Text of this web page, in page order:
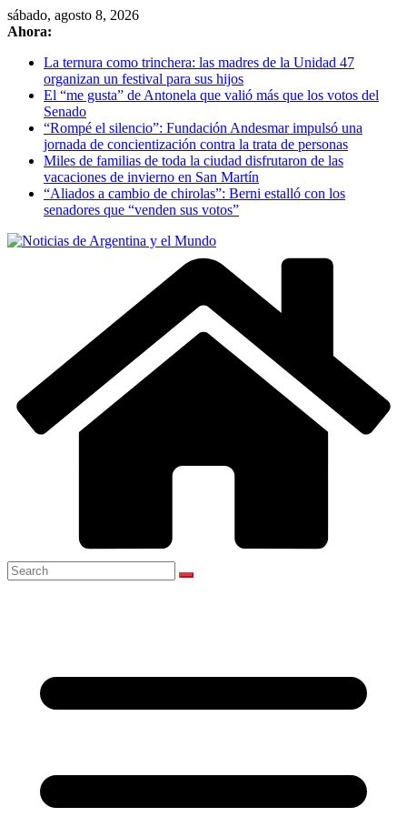
Skip
to
sábado, agosto 8, 2026
Ahora:
La ternura como trinchera: las madres de la Unidad 47
organizan un festival para sus hijos
El “me gusta” de Antonela que valió más que los votos del
Senado
“Rompé el silencio”: Fundación Andesmar impulsó una
jornada de concientización contra la trata de personas
Miles de familias de toda la ciudad disfrutaron de las
vacaciones de invierno en San Martín
“Aliados a cambio de chirolas”: Berni estalló con los
senadores que “venden sus votos”